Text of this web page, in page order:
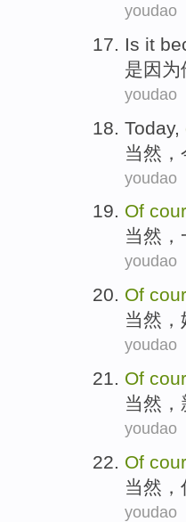
youdao
Is it
是因为
youdao
Today,
当然，
youdao
Of
当然，
youdao
Of
当然，
youdao
Of
当然，
youdao
Of
当然，
youdao